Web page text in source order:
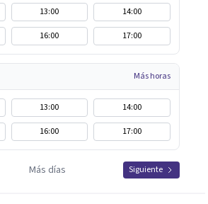
13:00
14:00
16:00 17:00
Más horas
13:00
14:00
16:00 17:00
Más días Siguiente